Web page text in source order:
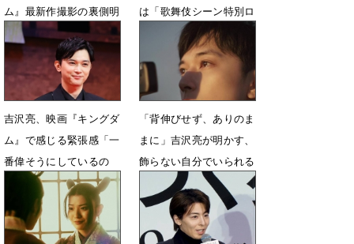
ム』最新作撮影の裏側明
かす
7月17日 20時54分
は「歌舞伎シーン特別ロ
ングバージョン」を収録
7月9日 13時00分
吉沢亮、映画『キングダ
ム』で感じる緊張感「一
番偉そうにしているの
6月3日 07時00分
「背伸びせず、ありのま
まに」吉沢亮が明かす、
飾らない自分でいられる
5月26日 07時00分